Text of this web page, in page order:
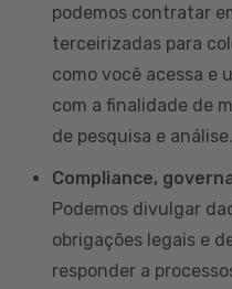
podemos contratar
terceirizadas para
como você acessa e
com a finalidade de
de pesquisa e análise.
Compliance,
Podemos divulgar
obrigações legais e
responder a